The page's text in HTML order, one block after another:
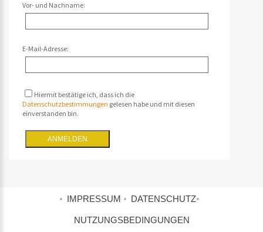
Vor- und Nachname:
E-Mail-Adresse:
Hiermit bestätige ich, dass ich die
Datenschutzbestimmungen gelesen habe und mit diesen
einverstanden bin.
IMPRESSUM DATENSCHUTZ
NUTZUNGSBEDINGUNGEN